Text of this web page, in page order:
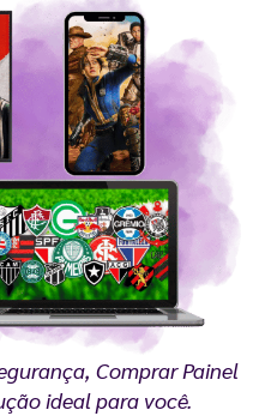
Comprar Painel
ideal para você.